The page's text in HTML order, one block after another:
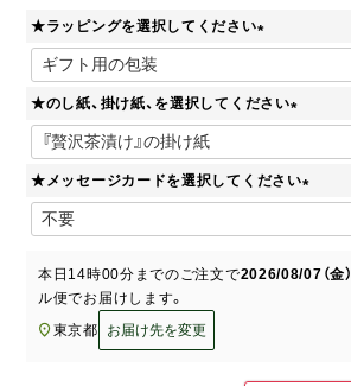
★ラッピングを選択してください
必
須
)
★のし紙、掛け紙、を選択してください
必
須
)
★メッセージカードを選択してください
必
)
本日 14時00分 までのご注文で2026/08/07（金）
ル便でお届けします。
東京都
お届け先を変更